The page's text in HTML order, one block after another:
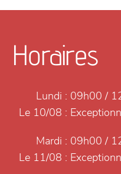
Horaires
Lundi : 09h00 /
Le 10/08 :
Mardi : 09h00 /
Le 11/08 :